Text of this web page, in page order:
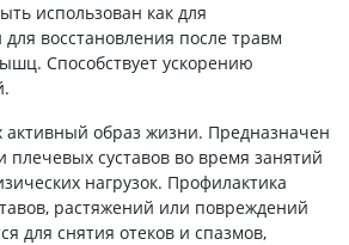
использован как для
восстановления после травм
Способствует ускорению
образ жизни. Предназначен
плечевых суставов во время занятий
нагрузок. Профилактика
растяжений или повреждений
для снятия отеков и спазмов,